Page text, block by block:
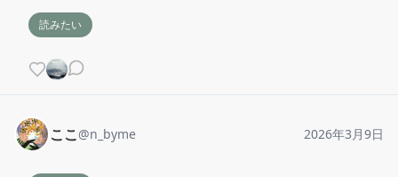
読みたい
ここ@n_byme 2026年3月9日